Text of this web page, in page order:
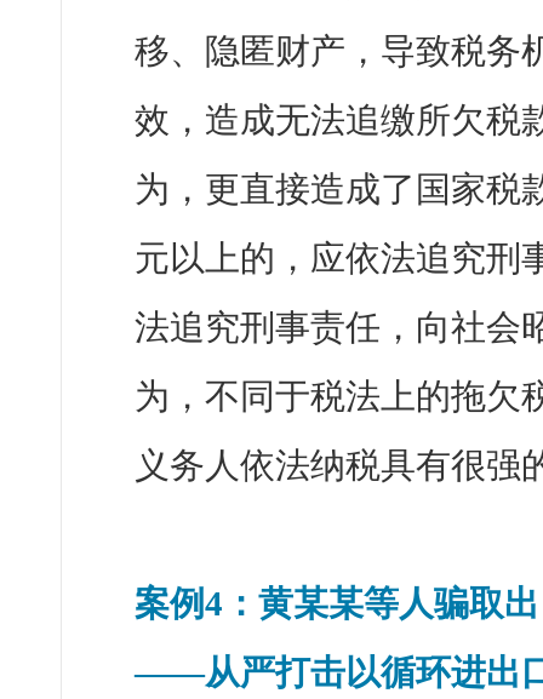
移、隐匿财产，导致税务
效，造成无法追缴所欠税
为，更直接造成了国家税
元以上的，应依法追究刑
法追究刑事责任，向社会
为，不同于税法上的拖欠
义务人依法纳税具有很强
案例4：黄某某等人骗取
——从严打击以循环进出